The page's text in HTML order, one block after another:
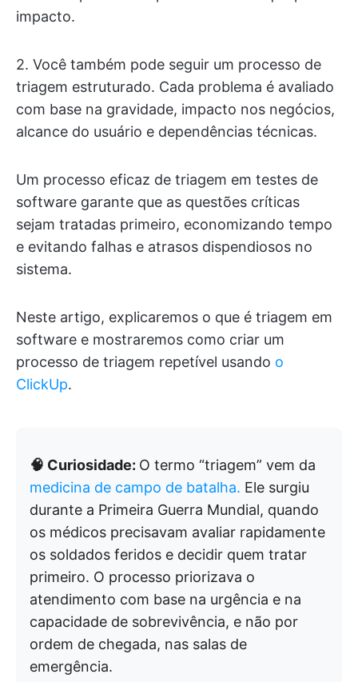
impacto.
2. Você também pode seguir um processo de
triagem estruturado. Cada problema é avaliado
com base na gravidade, impacto nos negócios,
alcance do usuário e dependências técnicas.
Um processo eficaz de triagem em testes de
software garante que as questões críticas
sejam tratadas primeiro, economizando tempo
e evitando falhas e atrasos dispendiosos no
sistema.
Neste artigo, explicaremos o que é triagem em
software e mostraremos como criar um
processo de triagem repetível usando o
ClickUp.
🧠 Curiosidade: O termo “triagem” vem da
medicina de campo de batalha. Ele surgiu
durante a Primeira Guerra Mundial, quando
os médicos precisavam avaliar rapidamente
os soldados feridos e decidir quem tratar
primeiro. O processo priorizava o
atendimento com base na urgência e na
capacidade de sobrevivência, e não por
ordem de chegada, nas salas de
emergência.